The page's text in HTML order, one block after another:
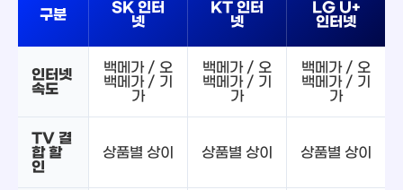
구분
SK 인터
넷
KT 인터
넷
LG U+
인터넷
인터넷
속도
백메가 / 오
백메가 / 기
가
백메가 / 오
백메가 / 기
가
백메가 / 오
백메가 / 기
가
TV 결
합 할
인
상품별 상이 상품별 상이 상품별 상이